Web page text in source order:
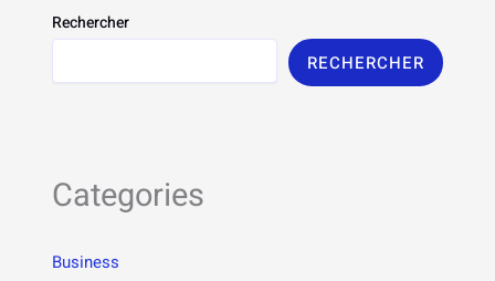
Rechercher
RECHERCHER
Categories
Business